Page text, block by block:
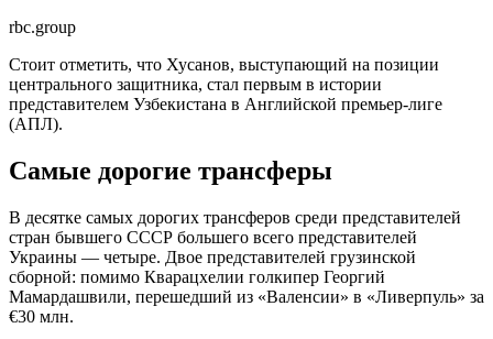
rbc.group
Стоит отметить, что Хусанов, выступающий на позиции
центрального защитника, стал первым в истории
представителем Узбекистана в Английской премьер-лиге
(АПЛ).
Самые дорогие трансферы
В десятке самых дорогих трансферов среди представителей
стран бывшего СССР большего всего представителей
Украины — четыре. Двое представителей грузинской
сборной: помимо Кварацхелии голкипер Георгий
Мамардашвили, перешедший из «Валенсии» в «Ливерпуль» за
€30 млн.